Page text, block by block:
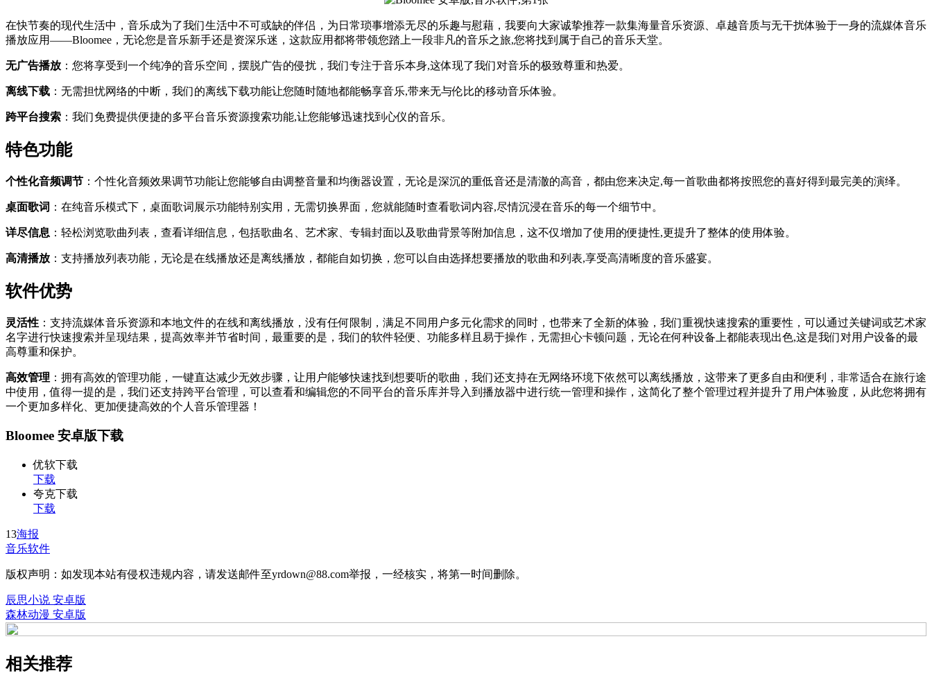
在快节奏的现代生活中，音乐成为了我们生活中不可或缺的伴侣，为日常琐事增添无尽的乐趣与慰藉，我要向大家诚挚推荐一款集海量音乐资源、卓越音质与无干扰体验于一身的流媒体音乐
播放应用——Bloomee，无论您是音乐新手还是资深乐迷，这款应用都将带领您踏上一段非凡的音乐之旅,您将找到属于自己的音乐天堂。
无广告播放 ：您将享受到一个纯净的音乐空间，摆脱广告的侵扰，我们专注于音乐本身,这体现了我们对音乐的极致尊重和热爱。
离线下载 ：无需担忧网络的中断，我们的离线下载功能让您随时随地都能畅享音乐,带来无与伦比的移动音乐体验。
跨平台搜索 ：我们免费提供便捷的多平台音乐资源搜索功能,让您能够迅速找到心仪的音乐。
特色功能
个性化音频调节 ：个性化音频效果调节功能让您能够自由调整音量和均衡器设置，无论是深沉的重低音还是清澈的高音，都由您来决定,每一首歌曲都将按照您的喜好得到最完美的演绎。
桌面歌词 ：在纯音乐模式下，桌面歌词展示功能特别实用，无需切换界面，您就能随时查看歌词内容,尽情沉浸在音乐的每一个细节中。
详尽信息 ：轻松浏览歌曲列表，查看详细信息，包括歌曲名、艺术家、专辑封面以及歌曲背景等附加信息，这不仅增加了使用的便捷性,更提升了整体的使用体验。
高清播放 ：支持播放列表功能，无论是在线播放还是离线播放，都能自如切换，您可以自由选择想要播放的歌曲和列表,享受高清晰度的音乐盛宴。
软件优势
灵活性 ：支持流媒体音乐资源和本地文件的在线和离线播放，没有任何限制，满足不同用户多元化需求的同时，也带来了全新的体验，我们重视快速搜索的重要性，可以通过关键词或艺术家
名字进行快速搜索并呈现结果，提高效率并节省时间，最重要的是，我们的软件轻便、功能多样且易于操作，无需担心卡顿问题，无论在何种设备上都能表现出色,这是我们对用户设备的最
高尊重和保护。
高效管理 ：拥有高效的管理功能，一键直达减少无效步骤，让用户能够快速找到想要听的歌曲，我们还支持在无网络环境下依然可以离线播放，这带来了更多自由和便利，非常适合在旅行途
中使用，值得一提的是，我们还支持跨平台管理，可以查看和编辑您的不同平台的音乐库并导入到播放器中进行统一管理和操作，这简化了整个管理过程并提升了用户体验度，从此您将拥有
一个更加多样化、更加便捷高效的个人音乐管理器！
Bloomee 安卓版下载
优软下载
下载
夸克下载
下载
13海报
音乐软件
版权声明：如发现本站有侵权违规内容，请发送邮件至yrdown@88.com举报，一经核实，将第一时间删除。
辰思小说 安卓版
森林动漫 安卓版
相关推荐